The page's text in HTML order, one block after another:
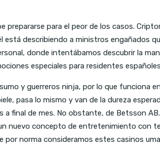
para el peor de los casos.
está describiendo a ministros engañados
donde intentábamos descubrir la
especiales para residentes
y guerreros ninja, por lo que funciona
pasa lo mismo y van de la dureza
final de mes. No obstante, de Betsson
nuevo concepto de entretenimiento con
norma consideramos estes casinos